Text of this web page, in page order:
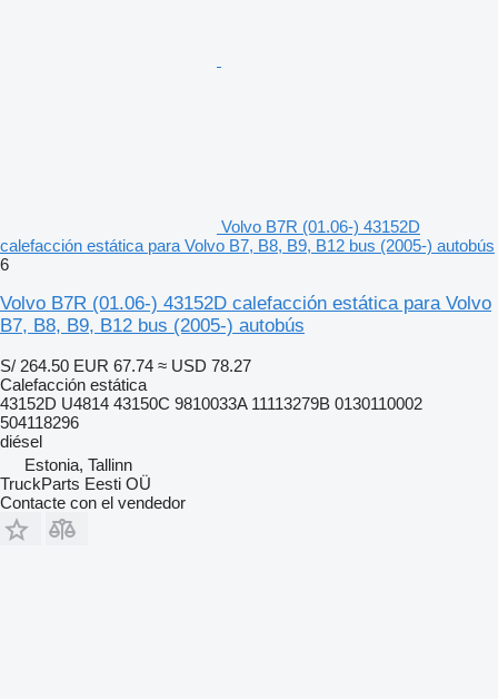
Volvo B7R (01.06-) 43152D
calefacción estática para Volvo B7, B8, B9, B12 bus (2005-) autobús
6
Volvo B7R (01.06-) 43152D calefacción estática para Volvo
B7, B8, B9, B12 bus (2005-) autobús
S/ 264.50 EUR 67.74 ≈ USD 78.27
Calefacción estática
43152D U4814 43150C 9810033A 11113279B 0130110002
504118296
diésel
Estonia, Tallinn
TruckParts Eesti OÜ
Contacte con el vendedor